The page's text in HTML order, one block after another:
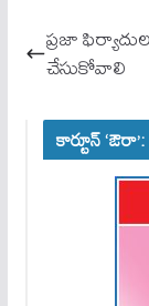
ok
ప్రజా
చేసుకోవాలి
కార్టూన్ ‘ఔరా’: